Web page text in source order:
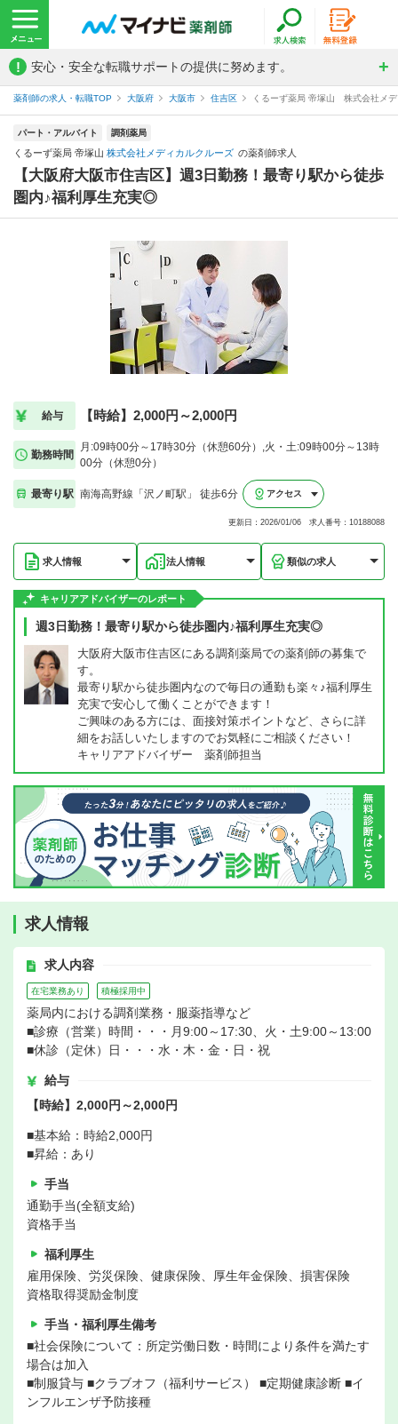
! 安心・安全な転職サポートの提供に努めます。
薬剤師の求人・転職TOP 大阪府 大阪市 住吉区 くるーず薬局 帝塚山 株式会社メ
パート・アルバイト 調剤薬局
くるーず薬局 帝塚山 株式会社メディカルクルーズ の薬剤師求人
【大阪府大阪市住吉区】週3日勤務！最寄り駅から徒歩
圏内♪福利厚生充実◎
給与 【時給】2,000円～2,000円
勤務時間
月:09時00分～17時30分（休憩60分）,火・土:09時00分～13時
00分（休憩0分）
最寄り駅 南海高野線「沢ノ町駅」 徒歩6分 アクセス
更新日：2026/01/06 求人番号：10188088
求人情報 法人情報 類似の求人
キャリアアドバイザーのレポート
週3日勤務！最寄り駅から徒歩圏内♪福利厚生充実◎
大阪府大阪市住吉区にある調剤薬局での薬剤師の募集で
す。
最寄り駅から徒歩圏内なので毎日の通勤も楽々♪福利厚生
充実で安心して働くことができます！
ご興味のある方には、面接対策ポイントなど、さらに詳
細をお話しいたしますのでお気軽にご相談ください！
キャリアアドバイザー 薬剤師担当
求人情報
求人内容
在宅業務あり 積極採用中
薬局内における調剤業務・服薬指導など
■診療（営業）時間・・・月9:00～17:30、火・土9:00～13:00
■休診（定休）日・・・水・木・金・日・祝
給与
【時給】2,000円～2,000円
■基本給：時給2,000円
■昇給：あり
手当
通勤手当(全額支給)
資格手当
福利厚生
雇用保険、労災保険、健康保険、厚生年金保険、損害保険
資格取得奨励金制度
手当・福利厚生備考
■社会保険について：所定労働日数・時間により条件を満たす
場合は加入
■制服貸与 ■クラブオフ（福利サービス） ■定期健康診断 ■イ
ンフルエンザ予防接種